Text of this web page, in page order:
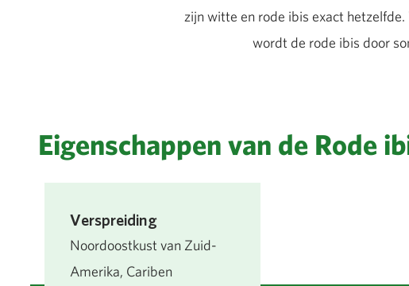
zijn witte en rode ibis exact
wordt de rode ibis door
Eigenschappen van de Rode
Verspreiding
Noordoostkust van Zuid-
Amerika, Cariben